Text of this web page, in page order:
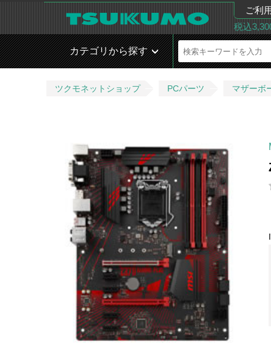
ご利
税込
カテゴリから探す
ツクモネットショップ PCパーツ マザーボ